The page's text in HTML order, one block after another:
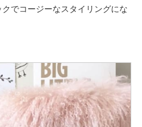
でコージーなスタイリングにな